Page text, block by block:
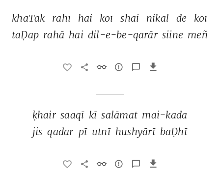
khaTak rahī hai koī shai nikāl de
koī
taḌap rahā hai dil-e-be-qarār siine meñ
ḳhair saaqī kī salāmat mai-kada
jis qadar pī utnī hushyārī baḌhī